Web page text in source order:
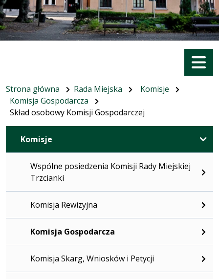
Menu
Strona główna Rada Miejska
Komisje
Komisja Gospodarcza
Skład osobowy Komisji Gospodarczej
Komisje
Wspólne posiedzenia Komisji Rady Miejskiej
Trzcianki
Komisja Rewizyjna
Komisja Gospodarcza
Komisja Skarg, Wniosków i Petycji